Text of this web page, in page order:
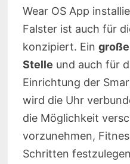
Wear OS App
Falster ist auch für
konzipiert. Ein
Stelle und auch für
Einrichtung der
wird die Uhr
die Möglichkeit
vorzunehmen,
Schritten